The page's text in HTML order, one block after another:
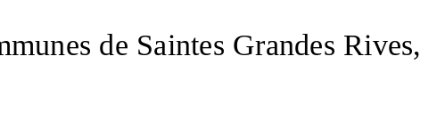
de Saintes Grandes Rives,